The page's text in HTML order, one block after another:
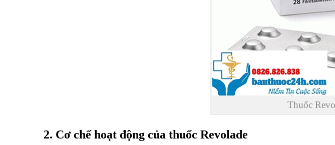
Thuốc
2. Cơ chế hoạt động của thuốc Revolade